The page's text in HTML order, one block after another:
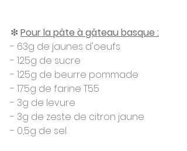
❇ Pour la pâte à gâteau basque :
- 63g de jaunes d'oeufs
- 125g de sucre
- 125g de beurre pommade
- 175g de farine T55
- 3g de levure
- 3g de zeste de citron jaune
- 0,5g de sel